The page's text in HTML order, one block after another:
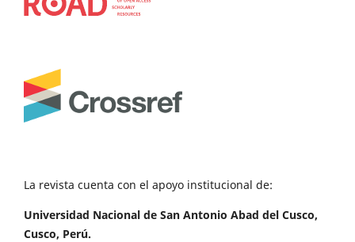
La revista cuenta con el apoyo institucional de:
Universidad Nacional de San Antonio Abad del Cusco,
Cusco, Perú.